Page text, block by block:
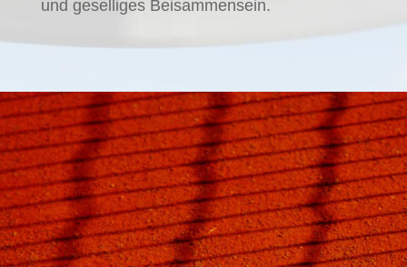
und geselliges Beisammensein.